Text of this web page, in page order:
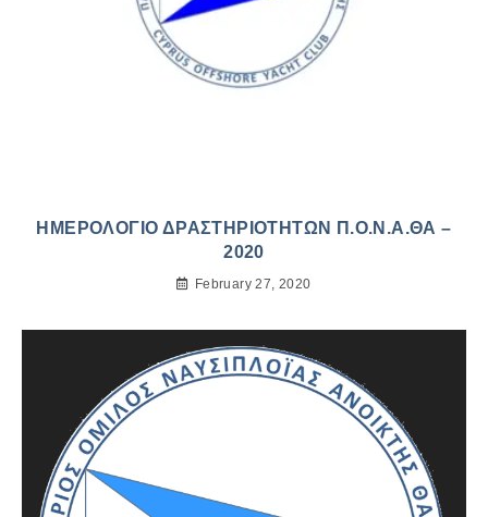
ΗΜΕΡΟΛΟΓΙΟ ΔΡΑΣΤΗΡΙΟΤΗΤΩΝ Π.Ο.Ν.Α.ΘΑ –
2020
February 27, 2020